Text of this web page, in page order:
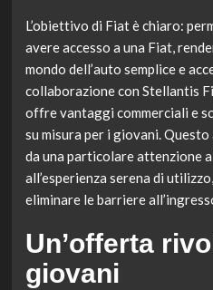
L’obiettivo di Fiat è chiaro:
avere accesso a una Fiat,
mondo dell’auto semplice e
collaborazione con Stellantis
offre vantaggi commerciali e
su misura per i giovani.
da una particolare attenzione
all’esperienza serena di
eliminare le barriere
Un’offerta
giovani